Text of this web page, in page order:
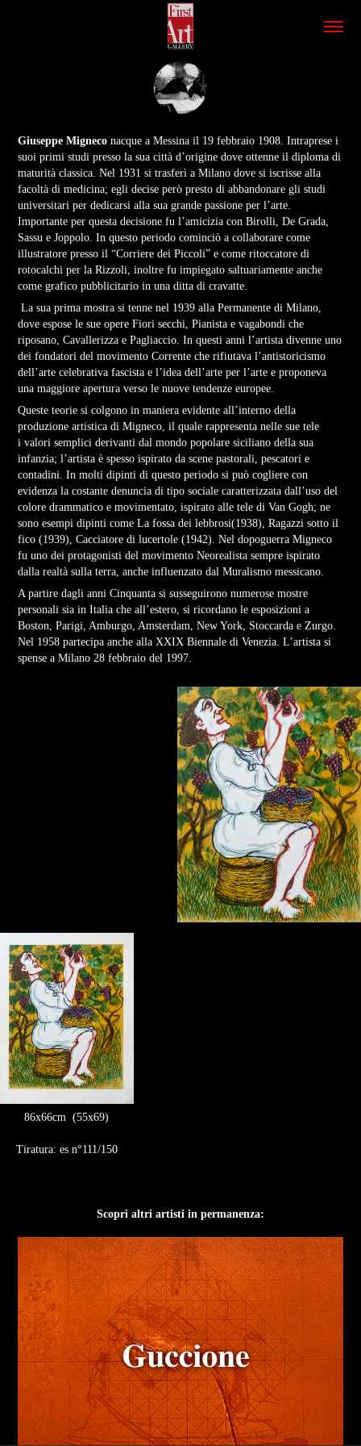
Giuseppe Migneco nacque a Messina il 19 febbraio 1908. Intraprese i
suoi primi studi presso la sua città d’origine dove ottenne il diploma di
maturità classica. Nel 1931 si trasferì a Milano dove si iscrisse alla
facoltà di medicina; egli decise però presto di abbandonare gli studi
universitari per dedicarsi alla sua grande passione per l’arte.
Importante per questa decisione fu l’amicizia con Birolli, De Grada,
Sassu e Joppolo. In questo periodo cominciò a collaborare come
illustratore presso il “Corriere dei Piccoli” e come ritoccatore di
rotocalchi per la Rizzoli, inoltre fu impiegato saltuariamente anche
come grafico pubblicitario in una ditta di cravatte.
La sua prima mostra si tenne nel 1939 alla Permanente di Milano,
dove espose le sue opere Fiori secchi, Pianista e vagabondi che
riposano, Cavallerizza e Pagliaccio. In questi anni l’artista divenne uno
dei fondatori del movimento Corrente che rifiutava l’antistoricismo
dell’arte celebrativa fascista e l’idea dell’arte per l’arte e proponeva
una maggiore apertura verso le nuove tendenze europee.
Queste teorie si colgono in maniera evidente all’interno della
produzione artistica di Migneco, il quale rappresenta nelle sue tele
i valori semplici derivanti dal mondo popolare siciliano della sua
infanzia; l’artista è spesso ispirato da scene pastorali, pescatori e
contadini. In molti dipinti di questo periodo si può cogliere con
evidenza la costante denuncia di tipo sociale caratterizzata dall’uso del
colore drammatico e movimentato, ispirato alle tele di Van Gogh; ne
sono esempi dipinti come La fossa dei lebbrosi(1938), Ragazzi sotto il
fico (1939), Cacciatore di lucertole (1942). Nel dopoguerra Migneco
fu uno dei protagonisti del movimento Neorealista sempre ispirato
dalla realtà sulla terra, anche influenzato dal Muralismo messicano.
A partire dagli anni Cinquanta si susseguirono numerose mostre
personali sia in Italia che all’estero, si ricordano le esposizioni a
Boston, Parigi, Amburgo, Amsterdam, New York, Stoccarda e Zurgo.
Nel 1958 partecipa anche alla XXIX Biennale di Venezia. L’artista si
spense a Milano 28 febbraio del 1997.
86x66cm (55x69)
Tiratura: es n°111/150
Scopri altri artisti in permanenza: